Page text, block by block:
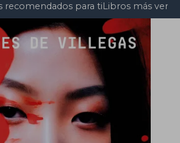
recomendados para tiLibros más